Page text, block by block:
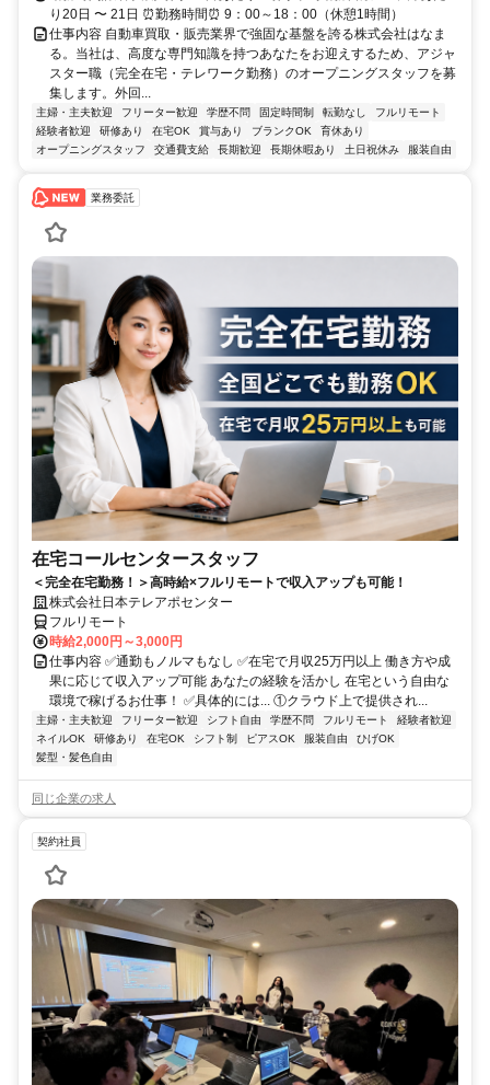
り20日 〜 21日 ⏰勤務時間⏰ 9：00～18：00（休憩1時間）
仕事内容 自動車買取・販売業界で強固な基盤を誇る株式会社はなま
る。当社は、高度な専門知識を持つあなたをお迎えするため、アジャ
スター職（完全在宅・テレワーク勤務）のオープニングスタッフを募
集します。外回...
主婦・主夫歓迎 フリーター歓迎 学歴不問 固定時間制 転勤なし
フルリモート
経験者歓迎
研修あり 在宅OK 賞与あり ブランクOK
育休あり
オープニングスタッフ
交通費支給 長期歓迎 長期休暇あり 土日祝休み 服装自由
業務委託
在宅コールセンタースタッフ
＜完全在宅勤務！＞高時給×フルリモートで収入アップも可能！
株式会社日本テレアポセンター
フルリモート
時給2,000円～3,000円
仕事内容 ✅通勤もノルマもなし ✅在宅で月収25万円以上 働き方や成
果に応じて収入アップ可能 あなたの経験を活かし 在宅という自由な
環境で稼げるお仕事！ ✅具体的には... ①クラウド上で提供され...
主婦・主夫歓迎 フリーター歓迎 シフト自由 学歴不問 フルリモート
経験者歓迎
ネイルOK
研修あり 在宅OK シフト制 ピアスOK 服装自由
ひげOK
髪型・髪色自由
同じ企業の求人
契約社員